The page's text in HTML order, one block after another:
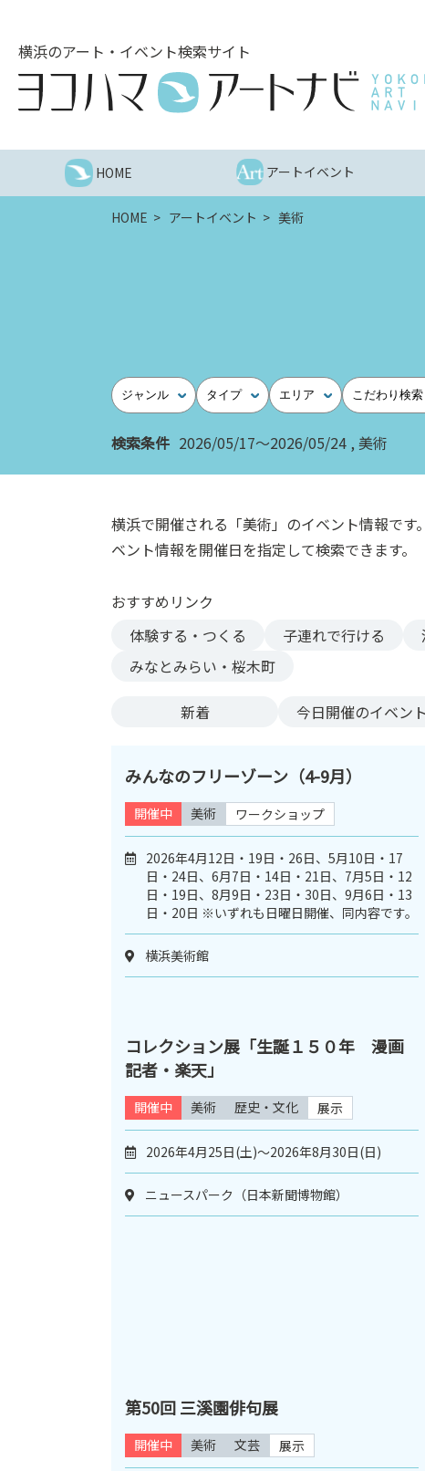
へ
横浜のアート・イベント検索サイト
HOME アートイベント
HOME アートイベント 美術
ジャンル タイプ エリア こだわり検索
検索条件 2026/05/17～2026/05/24 美術
横浜で開催される「美術」のイベント情報で
ベント情報を開催日を指定して検索できます。
おすすめリンク
体験する・つくる
子連れで行ける
みなとみらい・桜木町
新着 今日開催のイベント
みんなのフリーゾーン（4-9月）
開催中 美術 ワークショップ
2026年4月12日・19日・26日、5月10日・17
日・24日、6月7日・14日・21日、7月5日・12
日・19日、8月9日・23日・30日、9月6日・13
日・20日 ※いずれも日曜日開催、同内容です。
横浜美術館
コレクション展「生誕１５０年 漫画
記者・楽天」
開催中 美術 歴史・文化 展示
2026年4月25日(土)～2026年8月30日(日)
ニュースパーク（日本新聞博物館）
第50回 三溪園俳句展
開催中 美術 文芸 展示